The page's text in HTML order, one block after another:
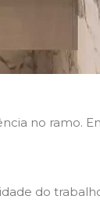
no ramo.
do